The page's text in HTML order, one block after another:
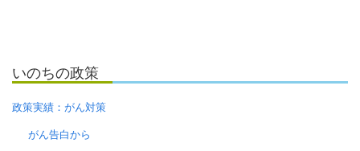
いのちの政策
政策実績：がん対策
がん告白から